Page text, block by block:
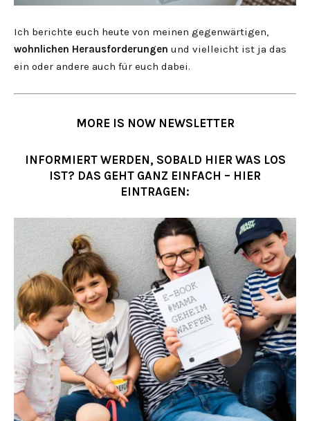
Ich berichte euch heute von meinen gegenwärtigen,
wohnlichen Herausforderungen und vielleicht ist ja das
ein oder andere auch für euch dabei.
MORE IS NOW NEWSLETTER
INFORMIERT WERDEN, SOBALD HIER WAS LOS
IST? DAS GEHT GANZ EINFACH – HIER
EINTRAGEN: